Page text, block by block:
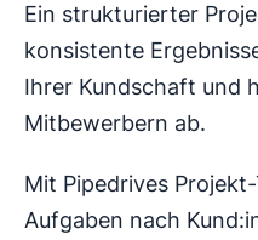
Ein strukturierter
konsistente
Ihrer Kundschaft und
Mitbewerbern ab.
Mit Pipedrives
Aufgaben nach